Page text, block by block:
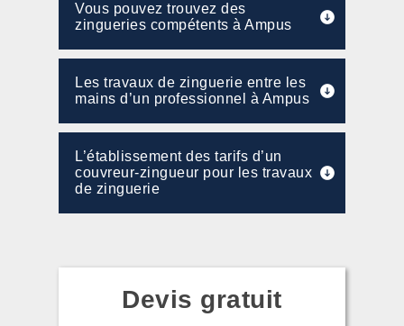
Vous pouvez trouvez des
zingueries compétents à Ampus
Les travaux de zinguerie entre les
mains d’un professionnel à Ampus
L’établissement des tarifs d’un
couvreur-zingueur pour les travaux
de zinguerie
Devis gratuit